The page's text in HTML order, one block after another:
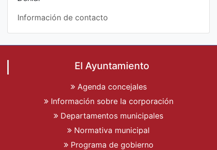
Información de contacto
El Ayuntamiento
Agenda concejales
Información sobre la corporación
Departamentos municipales
Normativa municipal
Programa de gobierno